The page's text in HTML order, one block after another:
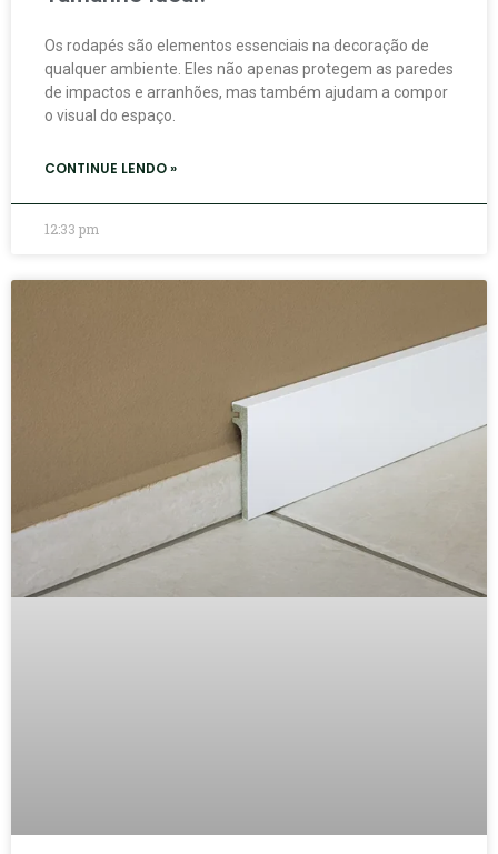
Os rodapés são elementos essenciais na decoração de
qualquer ambiente. Eles não apenas protegem as paredes
de impactos e arranhões, mas também ajudam a compor
o visual do espaço.
CONTINUE LENDO »
12:33 pm